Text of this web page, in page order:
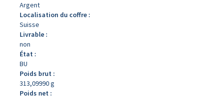
Argent
Localisation du coffre :
Suisse
Livrable :
non
État :
BU
Poids brut :
313,09990 g
Poids net :